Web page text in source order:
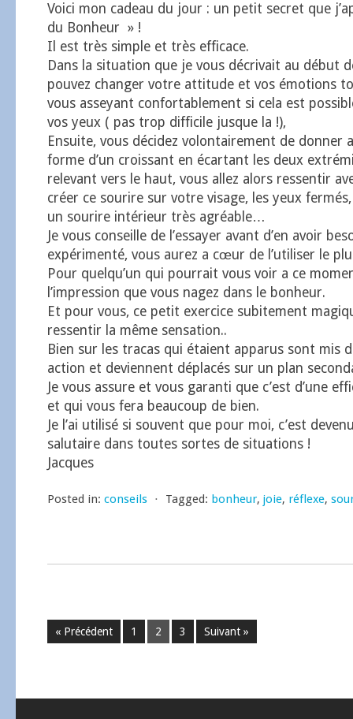
Voici mon cadeau du jour : un petit secret que
du Bonheur » !
Il est très simple et très efficace.
Dans la situation que je vous décrivait au début
pouvez changer votre attitude et vos émotions
vous asseyant confortablement si cela est
vos yeux ( pas trop difficile jusque la !),
Ensuite, vous décidez volontairement de donner
forme d’un croissant en écartant les deux
relevant vers le haut, vous allez alors ressentir
créer ce sourire sur votre visage, les yeux
un sourire intérieur très agréable…
Je vous conseille de l’essayer avant d’en avoir
expérimenté, vous aurez a cœur de l’utiliser le
Pour quelqu’un qui pourrait vous voir a ce
l’impression que vous nagez dans le bonheur.
Et pour vous, ce petit exercice subitement
ressentir la même sensation..
Bien sur les tracas qui étaient apparus sont mis
action et deviennent déplacés sur un plan
Je vous assure et vous garanti que c’est d’une
et qui vous fera beaucoup de bien.
Je l’ai utilisé si souvent que pour moi, c’est
salutaire dans toutes sortes de situations !
Jacques
Posted in: conseils ⋅ Tagged: bonheur, joie, réflexe,
« Précédent 1 2 3 Suivant »